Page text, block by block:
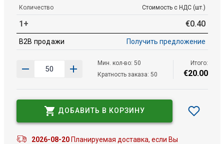
Количество Стоимость с НДС (шт.)
1+ €0.40
B2B продажи Получить предложение
Мин. кол-во: 50
Кратность заказа: 50
Итого:
€20.00
ДОБАВИТЬ В КОРЗИНУ
2026-08-20Планируемая доставка, если Вы